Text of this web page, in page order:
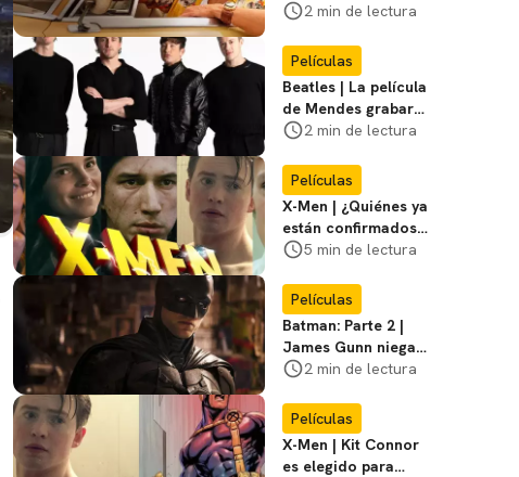
nuevas filmaciones
2 min de lectura
Películas
Beatles | La película
de Mendes grabará
escenas en la
2 min de lectura
Películas
X-Men | ¿Quiénes ya
están confirmados
en la película de
favoritos
5 min de lectura
Películas
Batman: Parte 2 |
James Gunn niega
que se filme la parte
2 min de lectura
Películas
X-Men | Kit Connor
es elegido para